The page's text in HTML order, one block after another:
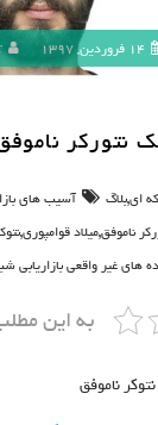
14 فروردین, 1397
نتورکر
ای,بلاگ آسیب های
ناموفق,میلاد قوامپوری,
های غیر واقعی بازاریابی
به این
ناموفق